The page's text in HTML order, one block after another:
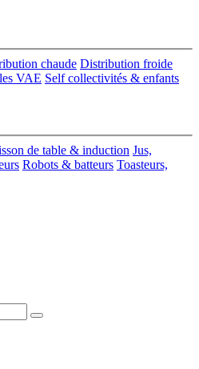
chaude Distribution froide
VAE Self collectivités & enfants
de table & induction Jus,
Robots & batteurs Toasteurs,